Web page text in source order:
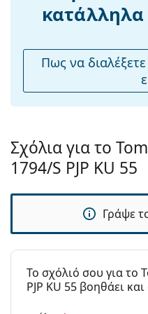
μαξιλάρια
άρθρωση:
Όχι
Αξεσουάρ
Πανί
καθαρισμού:
Ναι
Άλλα
Χρήση:
Μόδα
κατάλληλα
Πως να
Σχόλια για το
1794/S PJP KU 55
Γράψε
To σχόλιό σου για το
PJP KU 55 βοηθάει